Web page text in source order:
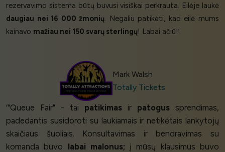
rezervavimo sistema būtų buvusi visiškai perkrauta. Eilėje laukė
daugiau nei 16 000 žmonių. Negaliu patikėti, kad eilė mums
kainavo mažiau nei 150 svarų sterlingų! Labai ačiū!’
Mark Walsh
Totally Tickets
‘"Queue Fair" - tai patikimas ir patogus sprendimas,
padedantis susidoroti su laukiamais ir netikėtais lankytojų
skaičiaus šuoliais. Konsultavimas ir bendravimas su
komanda buvo labai malonus; į mūsų klausimus buvo